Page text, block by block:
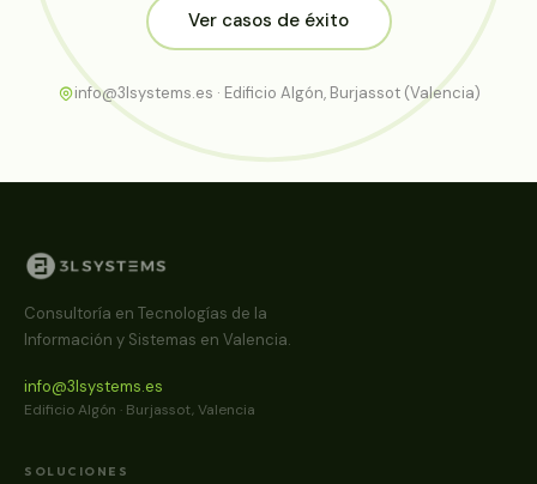
Ver casos de éxito
info@3lsystems.es · Edificio Algón, Burjassot (Valencia)
Consultoría en Tecnologías de la
Información y Sistemas en Valencia.
info@3lsystems.es
Edificio Algón · Burjassot, Valencia
SOLUCIONES